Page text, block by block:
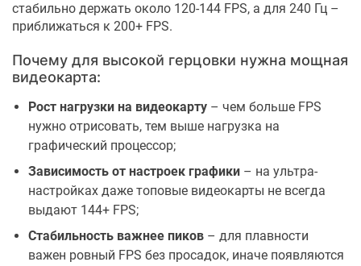
стабильно держать около 120-144 FPS, а для 240 Гц –
приближаться к 200+ FPS.
Почему для высокой герцовки нужна мощная
видеокарта:
Рост нагрузки на видеокарту – чем больше FPS
нужно отрисовать, тем выше нагрузка на
графический процессор;
Зависимость от настроек графики – на ультра-
настройках даже топовые видеокарты не всегда
выдают 144+ FPS;
Стабильность важнее пиков – для плавности
важен ровный FPS без просадок, иначе появляются